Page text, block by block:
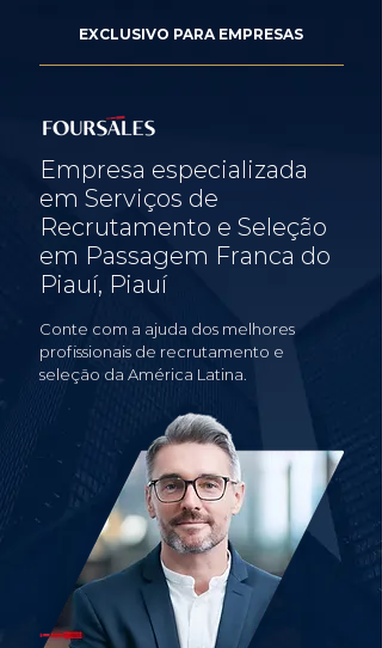
EXCLUSIVO PARA EMPRESAS
Empresa especializada
em Serviços de
Recrutamento e Seleção
em Passagem Franca do
Piauí, Piauí
Conte com a ajuda dos melhores
profissionais de recrutamento e
seleção da América Latina.